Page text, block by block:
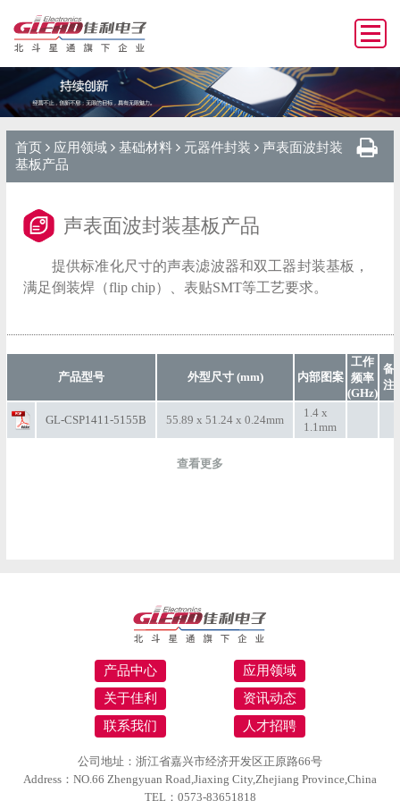
首页 应用领域 基础材料 元器件封装
声表面波封装
基板产品
声表面波封装基板产品
提供标准化尺寸的声表滤波器和双工器封装基板，
满足倒装焊（flip chip）、表贴SMT等工艺要求。
产品型号 外型尺寸 (mm) 内部图案
工作
频率
(GHz)
备
注
GL-CSP1411-5155B 55.89 x 51.24 x 0.24mm
1.4 x
1.1mm
查看更多
产品中心
应用领域
关于佳利
资讯动态
联系我们
人才招聘
公司地址：浙江省嘉兴市经济开发区正原路66号
Address：NO.66 Zhengyuan Road,Jiaxing City,Zhejiang Province,China
TEL：0573-83651818